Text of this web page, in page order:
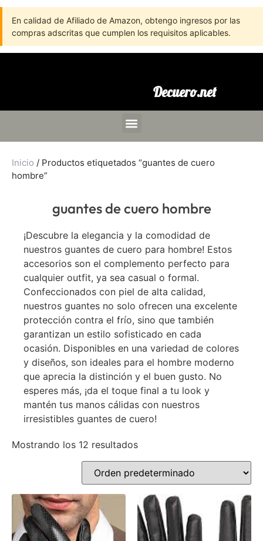
En calidad de Afiliado de Amazon, obtengo ingresos por las
compras adscritas que cumplen los requisitos aplicables.
Decuero.net
Inicio / Productos etiquetados “guantes de cuero
hombre”
guantes de cuero hombre
¡Descubre la elegancia y la comodidad de
nuestros guantes de cuero para hombre! Estos
accesorios son el complemento perfecto para
cualquier outfit, ya sea casual o formal.
Confeccionados con piel de alta calidad,
nuestros guantes no solo ofrecen una excelente
protección contra el frío, sino que también
garantizan un estilo sofisticado en cada
ocasión. Disponibles en una variedad de colores
y diseños, son ideales para el hombre moderno
que aprecia la distinción y el buen gusto. No
esperes más, ¡da el toque final a tu look y
mantén tus manos cálidas con nuestros
irresistibles guantes de cuero!
Mostrando los 12 resultados